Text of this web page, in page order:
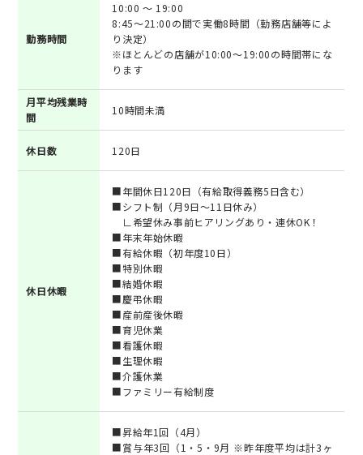
勤務時間
10:00 ～ 19:00
8:45～21:00の間で実働8時間（勤務店舗等によ
り決定）
※ほとんどの店舗が10:00～19:00の時間帯にな
ります
月平均残業時
間
10時間未満
休日数 120日
休日休暇
■年間休日120日（有給取得義務5日含む）
■シフト制（月9日～11日休み）
∟希望休み事前ヒアリングあり・連休OK！
■年末年始休暇
■有給休暇（初年度10日）
■特別休暇
■結婚休暇
■慶弔休暇
■産前産後休暇
■育児休業
■看護休暇
■生理休暇
■介護休業
■ファミリー有給制度
■昇給年1回（4月）
■賞与年3回（1・5・9月 ※昨年度平均は計3ヶ